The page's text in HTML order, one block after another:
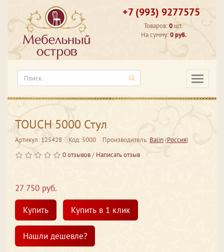
+7 (993) 9277575
Товаров:0 шт.
На сумму:0 руб.
TOUCH 5000 Стул
Артикул: 125428 Код: 5000 Производитель: Balin(Россия)
0 отзывов/ Написать отзыв
27 750 руб.
Купить
Купить в 1 клик
Нашли дешевле?